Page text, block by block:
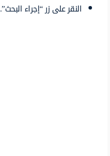
النقر على زر “إجراء البحث”.